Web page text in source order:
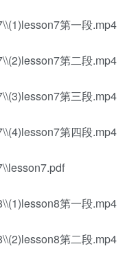
第一段.mp4
第二段.mp4
第三段.mp4
第四段.mp4
第一段.mp4
第二段.mp4